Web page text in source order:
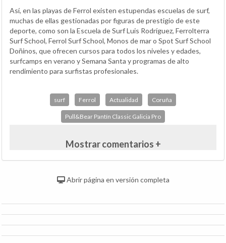
Así, en las playas de Ferrol existen estupendas escuelas de surf,
muchas de ellas gestionadas por figuras de prestigio de este
deporte, como son la Escuela de Surf Luis Rodríguez, Ferrolterra
Surf School, Ferrol Surf School, Monos de mar o Spot Surf School
Doñinos, que ofrecen cursos para todos los niveles y edades,
surfcamps en verano y Semana Santa y programas de alto
rendimiento para surfistas profesionales.
surf Ferrol Actualidad Coruña
Pull&Bear Pantín Classic Galicia Pro
Mostrar comentarios +
Abrir página en versión completa